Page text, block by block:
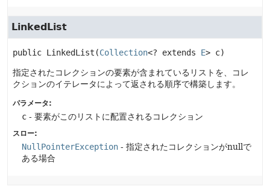
LinkedList
public LinkedList (Collection<? extends E> c)
指定されたコレクションの要素が含まれているリストを、コレ
クションのイテレータによって返される順序で構築します。
パラメータ:
c - 要素がこのリストに配置されるコレクション
スロー:
NullPointerException - 指定されたコレクションがnullで
ある場合